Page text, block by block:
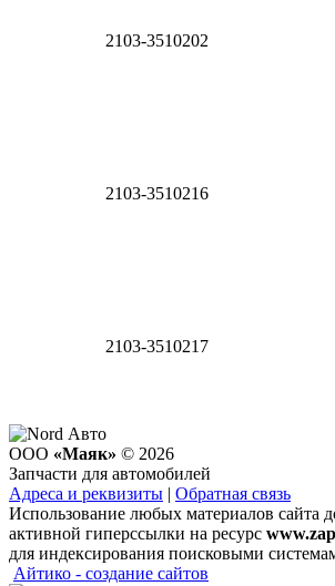
2103-3510202
2103-3510216
2103-3510217
ООО «Маяк» © 2026
Запчасти для автомобилей
Адреса и реквизиты | Обратная связь
Использование любых материалов сайта
активной гиперссылки на ресурс
для индексирования поисковыми
Айтико - создание сайтов